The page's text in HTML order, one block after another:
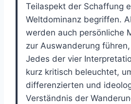
Teilaspekt der Schaffung
Weltdominanz begriffen.
werden auch persönliche
zur Auswanderung
Jedes der vier
kurz kritisch beleuchtet,
differenzierten und
Verständnis der